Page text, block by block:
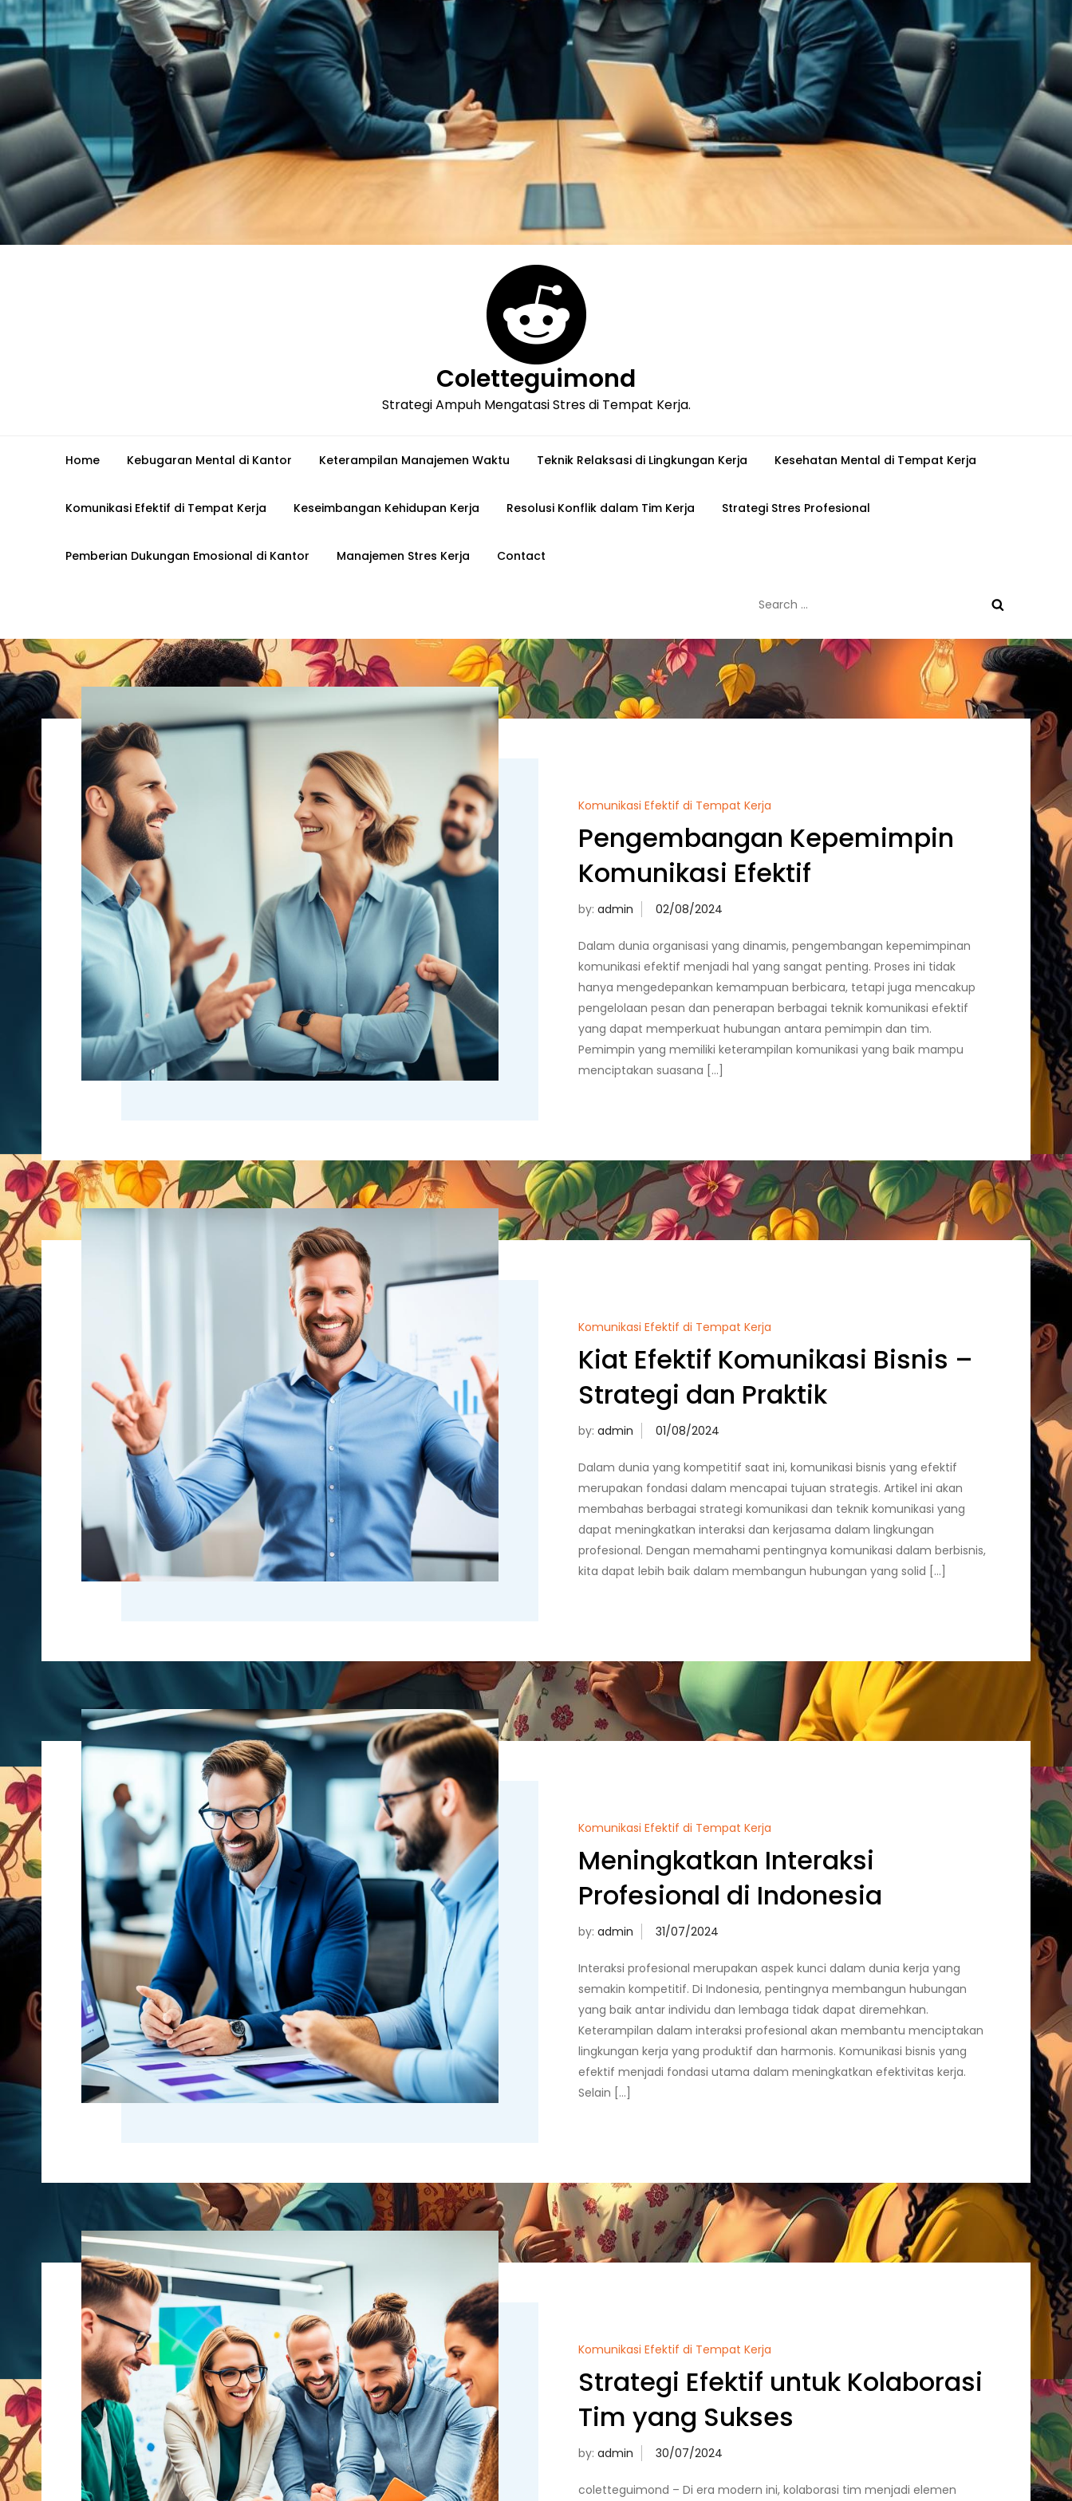
Coletteguimond
Strategi Ampuh Mengatasi Stres di Tempat Kerja.
Home Kebugaran Mental di Kantor Keterampilan Manajemen Waktu Teknik Relaksasi di Lingkungan Kerja Kesehatan Mental di Tempat Kerja
Komunikasi Efektif di Tempat Kerja Keseimbangan Kehidupan Kerja Resolusi Konflik dalam Tim Kerja Strategi Stres Profesional
Pemberian Dukungan Emosional di Kantor Manajemen Stres Kerja Contact
for:
Komunikasi Efektif di Tempat Kerja
Pengembangan Kepemimpin
Komunikasi Efektif
by:admin
Dalam dunia organisasi yang dinamis, pengembangan kepemimpinan
komunikasi efektif menjadi hal yang sangat penting. Proses ini tidak
hanya mengedepankan kemampuan berbicara, tetapi juga mencakup
pengelolaan pesan dan penerapan berbagai teknik komunikasi efektif
yang dapat memperkuat hubungan antara pemimpin dan tim.
Pemimpin yang memiliki keterampilan komunikasi yang baik mampu
menciptakan suasana […]
Komunikasi Efektif di Tempat Kerja
Kiat Efektif Komunikasi Bisnis –
Strategi dan Praktik
by:admin
Dalam dunia yang kompetitif saat ini, komunikasi bisnis yang efektif
merupakan fondasi dalam mencapai tujuan strategis. Artikel ini akan
membahas berbagai strategi komunikasi dan teknik komunikasi yang
dapat meningkatkan interaksi dan kerjasama dalam lingkungan
profesional. Dengan memahami pentingnya komunikasi dalam berbisnis,
kita dapat lebih baik dalam membangun hubungan yang solid […]
Komunikasi Efektif di Tempat Kerja
Meningkatkan Interaksi
Profesional di Indonesia
by:admin
Interaksi profesional merupakan aspek kunci dalam dunia kerja yang
semakin kompetitif. Di Indonesia, pentingnya membangun hubungan
yang baik antar individu dan lembaga tidak dapat diremehkan.
Keterampilan dalam interaksi profesional akan membantu menciptakan
lingkungan kerja yang produktif dan harmonis. Komunikasi bisnis yang
efektif menjadi fondasi utama dalam meningkatkan efektivitas kerja.
Selain […]
Komunikasi Efektif di Tempat Kerja
Strategi Efektif untuk Kolaborasi
Tim yang Sukses
by:admin
coletteguimond – Di era modern ini, kolaborasi tim menjadi elemen